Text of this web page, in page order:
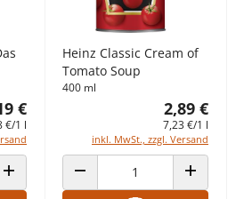
€
€/1 l
ANZAHL ERHÖHEN
Heinz Classic Cream of
Tomato Soup
400 ml
2,89 €
7,23 €/1 l
inkl. MwSt., zzgl. Versand
ANZAHL VERRINGERN ANZAHL